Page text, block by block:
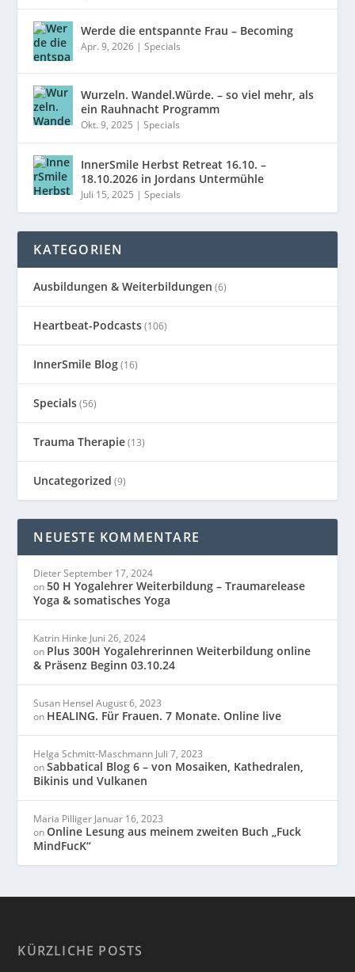
Werde die entspannte Frau – Becoming
Apr. 9, 2026 |Specials
Wurzeln. Wandel.Würde. – so viel mehr, als
ein Rauhnacht Programm
Okt. 9, 2025 |Specials
InnerSmile Herbst Retreat 16.10. –
18.10.2026 in Jordans Untermühle
Juli 15, 2025 |Specials
KATEGORIEN
Ausbildungen & Weiterbildungen (6)
Heartbeat-Podcasts(106)
InnerSmile Blog(16)
Specials(56)
Trauma Therapie(13)
Uncategorized (9)
NEUESTE KOMMENTARE
Dieter September 17, 2024
on50 H Yogalehrer Weiterbildung – Traumarelease
Yoga & somatisches Yoga
Katrin Hinke Juni 26, 2024
on Plus 300H Yogalehrerinnen Weiterbildung online
& Präsenz Beginn 03.10.24
Susan Hensel August 6, 2023
on HEALING. Für Frauen. 7 Monate. Online live
Helga Schmitt-Maschmann Juli 7, 2023
onSabbatical Blog 6 – von Mosaiken, Kathedralen,
Bikinis und Vulkanen
Maria Pilliger Januar 16, 2023
onOnline Lesung aus meinem zweiten Buch „Fuck
MindFucK“
KÜRZLICHE POSTS